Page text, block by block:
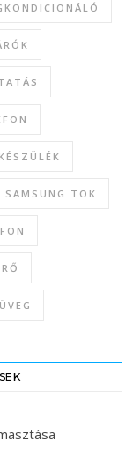
SAMSUNG TOK
ÜVEG